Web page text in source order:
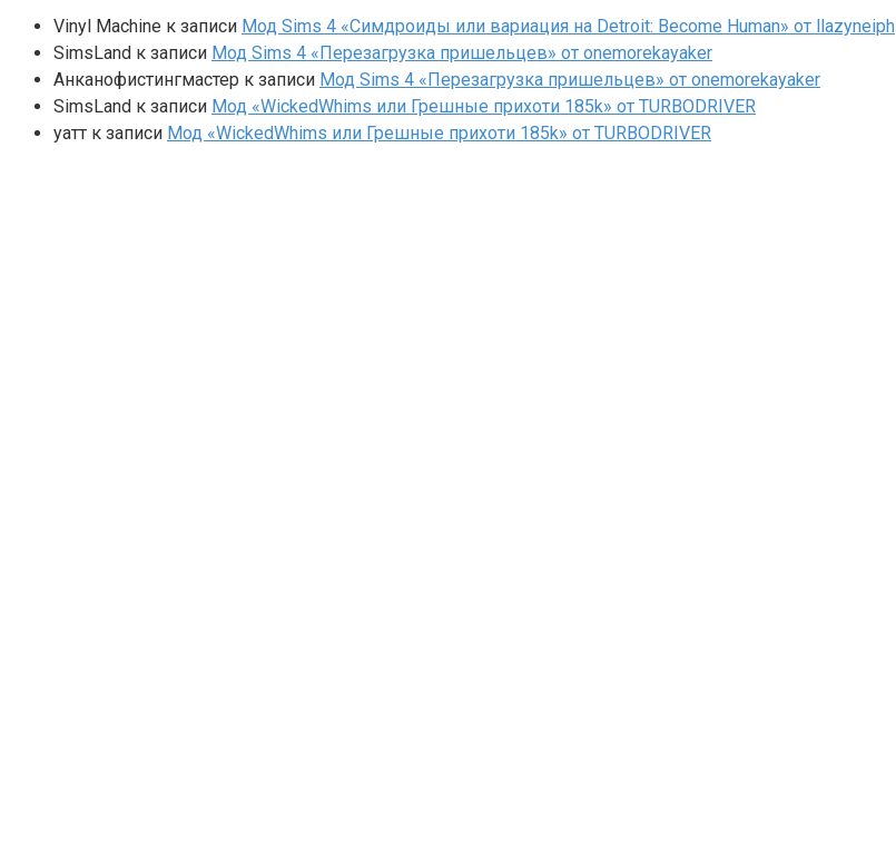
Vinyl Machine к записи Мод Sims 4 «Симдроиды или вариация на Detroit: Become Human» от llazyneiph
SimsLand к записи Мод Sims 4 «Перезагрузка пришельцев» от onemorekayaker
Анканофистингмастер к записи Мод Sims 4 «Перезагрузка пришельцев» от onemorekayaker
SimsLand к записи Мод «WickedWhims или Грешные прихоти 185k» от TURBODRIVER
yaтт к записи Мод «WickedWhims или Грешные прихоти 185k» от TURBODRIVER